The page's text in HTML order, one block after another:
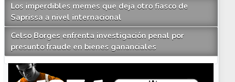
Los imperdibles memes que deja otro fiasco de
Saprissa a nivel internacional
Celso Borges enfrenta investigación penal por
presunto fraude en bienes gananciales
Your Add Here !!